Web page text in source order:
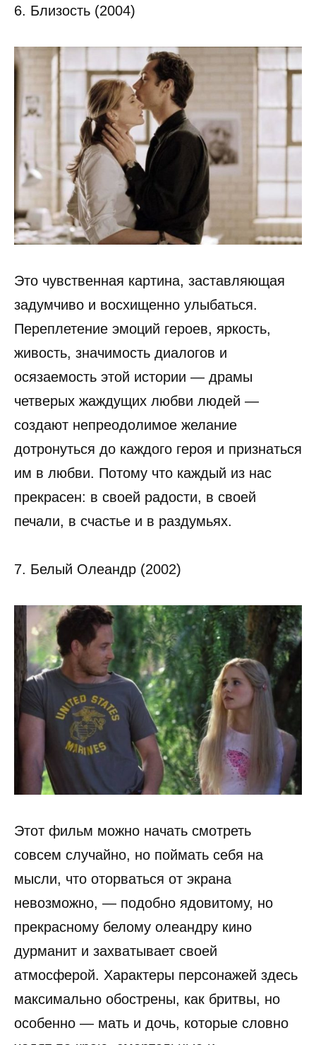
6. Близость (2004)
Это чувственная картина, заставляющая
задумчиво и восхищенно улыбаться.
Переплетение эмоций героев, яркость,
живость, значимость диалогов и
осязаемость этой истории — драмы
четверых жаждущих любви людей —
создают непреодолимое желание
дотронуться до каждого героя и признаться
им в любви. Потому что каждый из нас
прекрасен: в своей радости, в своей
печали, в счастье и в раздумьях.
7. Белый Олеандр (2002)
Этот фильм можно начать смотреть
совсем случайно, но поймать себя на
мысли, что оторваться от экрана
невозможно, — подобно ядовитому, но
прекрасному белому олеандру кино
дурманит и захватывает своей
атмосферой. Характеры персонажей здесь
максимально обострены, как бритвы, но
особенно — мать и дочь, которые словно